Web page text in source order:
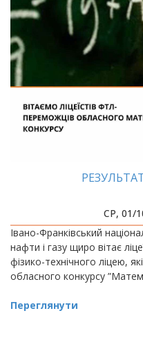
СР, 01/
Івано-Франківський
нафти і газу щиро вітає
фізико-технічного ліцею,
обласного конкурсу
Переглянути